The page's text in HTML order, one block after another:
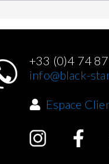
+33 (0)4 74
info@black-
Espace